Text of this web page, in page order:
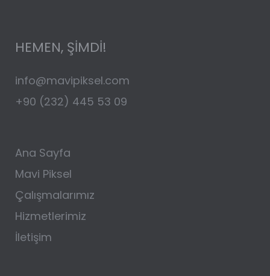
HEMEN, ŞİMDİ!
info@mavipiksel.com
+90 (232) 445 53 09
Ana Sayfa
Mavi Piksel
Çalışmalarımız
Hizmetlerimiz
İletişim